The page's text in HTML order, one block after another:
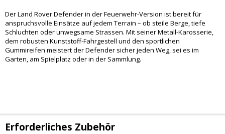
Der Land Rover Defender in der Feuerwehr-Version ist bereit für
anspruchsvolle Einsätze auf jedem Terrain – ob steile Berge, tiefe
Schluchten oder unwegsame Strassen. Mit seiner Metall-Karosserie,
dem robusten Kunststoff-Fahrgestell und den sportlichen
Gummireifen meistert der Defender sicher jeden Weg, sei es im
Garten, am Spielplatz oder in der Sammlung.
Erforderliches Zubehör